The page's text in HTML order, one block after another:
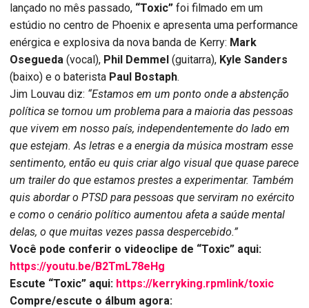
lançado no mês passado, “Toxic” foi filmado em um
estúdio no centro de Phoenix e apresenta uma performance
enérgica e explosiva da nova banda de Kerry: Mark
Osegueda (vocal), Phil Demmel (guitarra), Kyle Sanders
(baixo) e o baterista Paul Bostaph.
Jim Louvau diz: “Estamos em um ponto onde a abstenção
política se tornou um problema para a maioria das pessoas
que vivem em nosso país, independentemente do lado em
que estejam. As letras e a energia da música mostram esse
sentimento, então eu quis criar algo visual que quase parece
um trailer do que estamos prestes a experimentar. Também
quis abordar o PTSD para pessoas que serviram no exército
e como o cenário político aumentou afeta a saúde mental
delas, o que muitas vezes passa despercebido.”
Você pode conferir o videoclipe de “Toxic” aqui:
https://youtu.be/B2TmL78eHg
Escute “Toxic” aqui: https://kerryking.rpmlink/toxic
Compre/escute o álbum agora: